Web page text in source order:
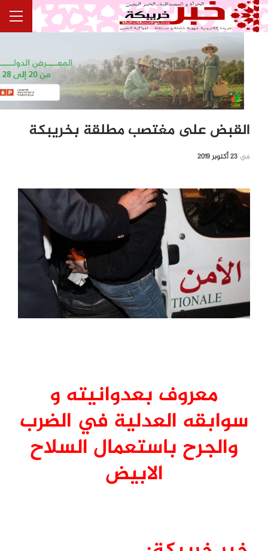
القبض على مغتصب مطلقة بخريبكة
في 23 أكتوبر 2019
معروف بعدوانيته و
سوابقه العدلية في الضرب
والجرح باستعمال السلاح
الابيض